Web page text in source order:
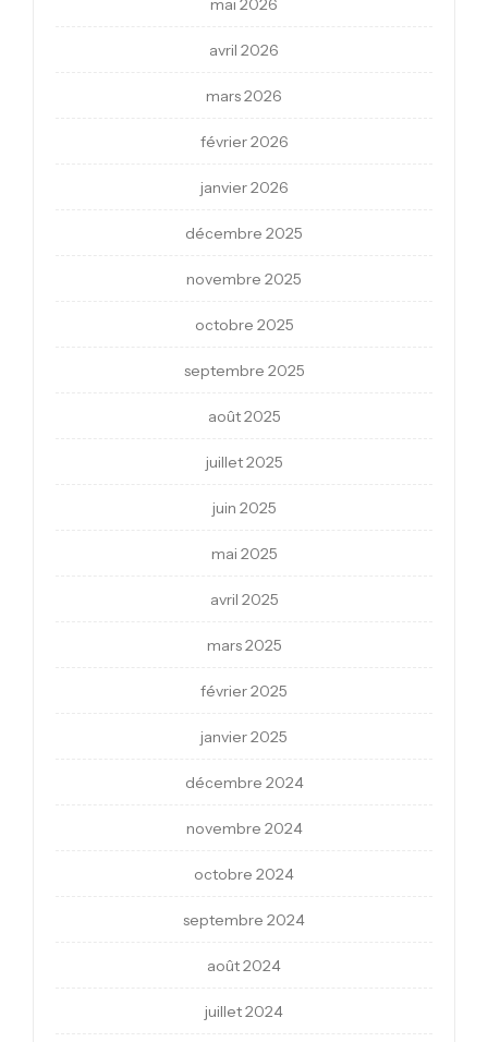
mai 2026
avril 2026
mars 2026
février 2026
janvier 2026
décembre 2025
novembre 2025
octobre 2025
septembre 2025
août 2025
juillet 2025
juin 2025
mai 2025
avril 2025
mars 2025
février 2025
janvier 2025
décembre 2024
novembre 2024
octobre 2024
septembre 2024
août 2024
juillet 2024